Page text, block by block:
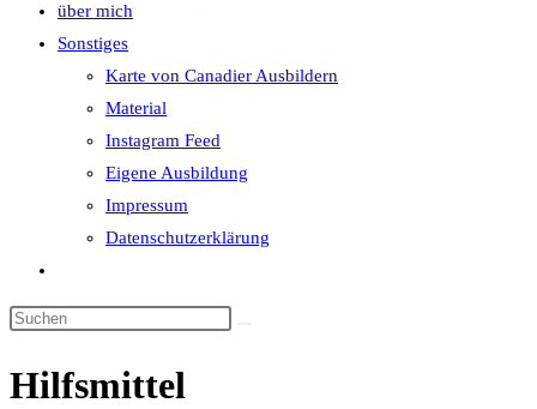
über mich
Sonstiges
Karte von Canadier Ausbildern
Material
Instagram Feed
Eigene Ausbildung
Impressum
Datenschutzerklärung
umschalten
Hilfsmittel